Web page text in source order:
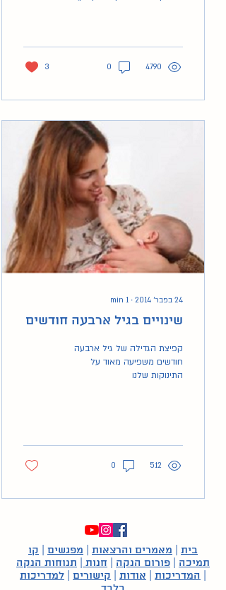
4790
0
3
24 בפבר׳ 2014 ∙
1
min
שינויים בגיל ארבעה חודשים
קפיצת הגדילה של גיל ארבעה
חודשים משפיעה מאוד על
התינוקות שלנו
512
0
בית מאמרים והרצאות מפגשים
קו
תמיכה
פורום הנקה חנות
תנוחות הנקה
המדריכות אודות קישורים
למדריכות